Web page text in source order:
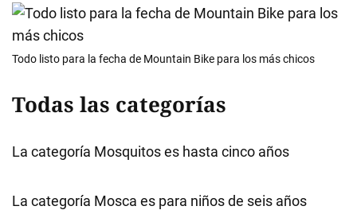
Todo listo para la fecha de Mountain Bike para los más chicos
Todas las categorías
La categoría Mosquitos es hasta cinco años
La categoría Mosca es para niños de seis años